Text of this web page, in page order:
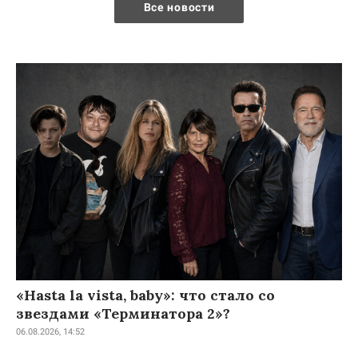
Все новости
«Hasta la vista, baby»: что стало со
звездами «Терминатора 2»?
06.08.2026, 14:52